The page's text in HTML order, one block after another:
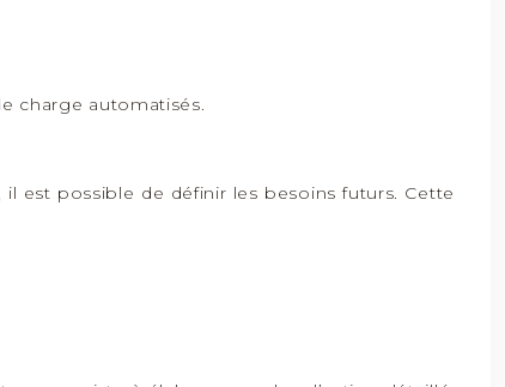
charge automatisés.
est possible de définir les besoins futurs. Cette